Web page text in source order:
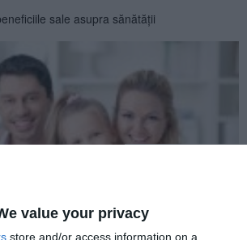
value your privacy
store and/or access information on a
sale asupra sănătăţii